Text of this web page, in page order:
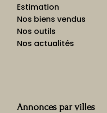
Estimation
Nos biens vendus
Nos outils
Nos actualités
Annonces par villes